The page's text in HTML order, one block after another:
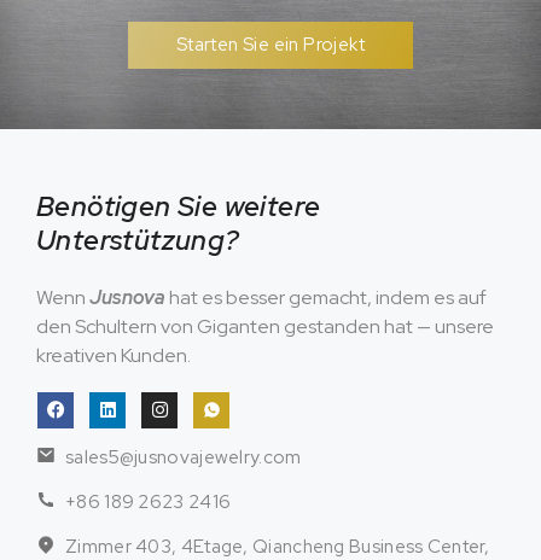
Starten Sie ein Projekt
Benötigen Sie weitere
Unterstützung?
WennJusnova hat es besser gemacht, indem es auf
den Schultern von Giganten gestanden hat — unsere
kreativen Kunden.
sales5@jusnovajewelry.com
+86 189 2623 2416
Zimmer 403, 4Etage, Qiancheng Business Center,